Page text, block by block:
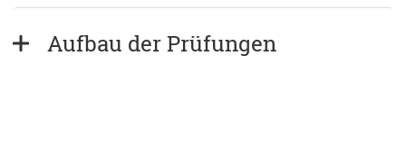
Aufbau der Prüfungen